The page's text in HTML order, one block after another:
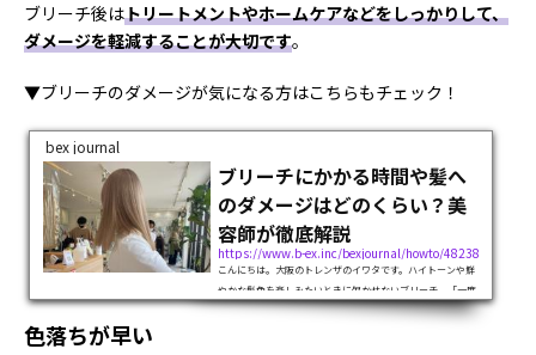
ブリーチ後はトリートメントやホームケアなどをしっかりして、
ダメージを軽減することが大切です。
▼ブリーチのダメージが気になる方はこちらもチェック！
bex journal
ブリーチにかかる時間や髪へ
のダメージはどのくらい？美
容師が徹底解説
https://www.b-ex.inc/bexjournal/howto/48238
こんにちは。大阪のトレンザのイワタです。ハイトーンや鮮
やかな髪色を楽しみたいときに欠かせないブリーチ。「一度
はブリーチに挑戦してみたい！」と考えている方も多いので
色落ちが早い